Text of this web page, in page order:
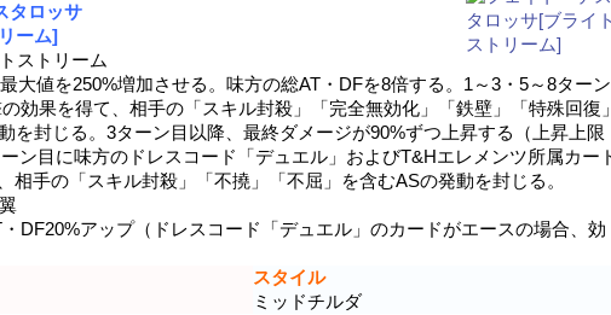
タロッサ
ーム]
ストリーム
大値を250%増加させる。味方の総AT・DFを8倍する。1～3・5～8ターン
効果を得て、相手の「スキル封殺」「完全無効化」「鉄壁」「特殊回復
を封じる。3ターン目以降、最終ダメージが90%ずつ上昇する（上昇上限
ン目に味方のドレスコード「デュエル」およびT&Hエレメンツ所属カー
相手の「スキル封殺」「不撓」「不屈」を含むASの発動を封じる。
DF20%アップ（ドレスコード「デュエル」のカードがエースの場合、効
スタイル
ミッドチルダ